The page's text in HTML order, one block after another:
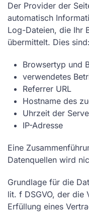
Der Provider der
automatisch
Log-Dateien, die Ihr
übermittelt. Dies sind:
Browsertyp und
verwendetes
Referrer URL
Hostname des
Uhrzeit der
IP-Adresse
Eine
Datenquellen wird
Grundlage für die
lit. f DSGVO, der die
Erfüllung eines